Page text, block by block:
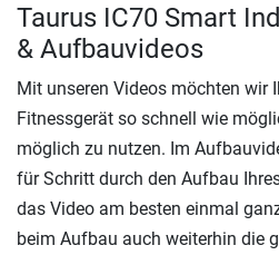
Taurus IC70 Smart
& Aufbauvideos
Mit unseren Videos möchten wir
Fitnessgerät so schnell wie
möglich zu nutzen. Im
für Schritt durch den Aufbau
das Video am besten einmal
beim Aufbau auch weiterhin die